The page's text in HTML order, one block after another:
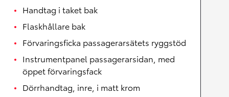
Handtag i taket bak
Flaskhållare bak
Förvaringsficka passagerarsätets ryggstöd
Instrumentpanel passagerarsidan, med
öppet förvaringsfack
Dörrhandtag, inre, i matt krom